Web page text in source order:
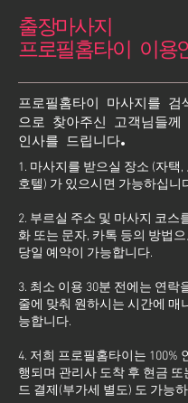
출장마사지
프로필홈타이 이용
프로필홈타이 마사지를
으로 찾아주신 고객님들
인사를 드립니다.
1. 마사지를 받으실 장소 (자택,
호텔) 가 있으시면 가능하십니
2. 부르실 주소 및 마사지 코스
화 또는 문자, 카톡 등의 방법
당일 예약이 가능합니다.
3. 최소 이용 30분 전에는 연락
줄에 맞춰 원하시는 시간에 매
능합니다.
4. 저희 프로필홈타이는 100%
행되며 관리사 도착 후 현금 또
드 결제(부가세 별도) 도 가능